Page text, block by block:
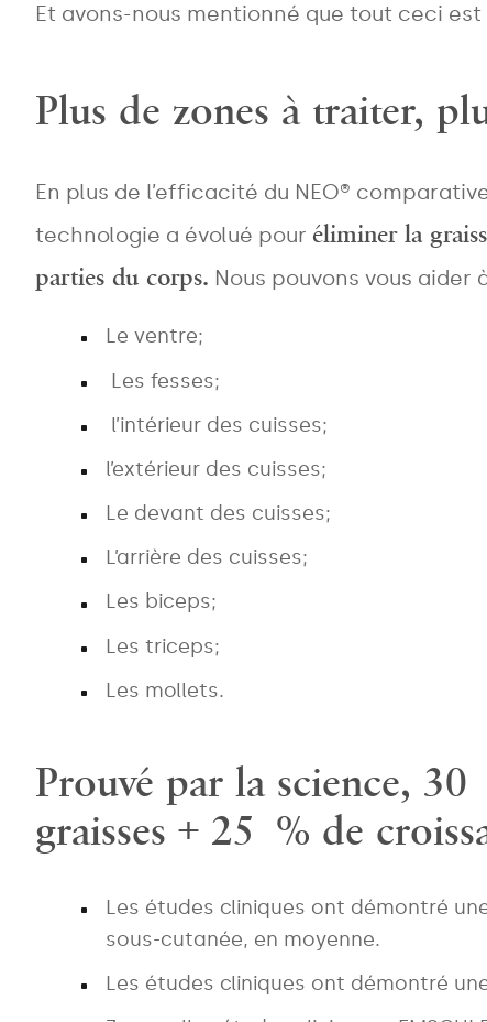
Et avons-nous mentionné que tout ceci
Plus de zones à traiter,
En plus de l’efficacité du NEO®
technologie a évolué pour éliminer la
parties du corps. Nous pouvons vous aider
Le ventre;
Les fesses;
l’intérieur des cuisses;
l’extérieur des cuisses;
Le devant des cuisses;
L’arrière des cuisses;
Les biceps;
Les triceps;
Les mollets.
Prouvé par la science,
graisses + 25 % de
Les études cliniques ont démontré
sous-cutanée, en moyenne.
Les études cliniques ont démontré